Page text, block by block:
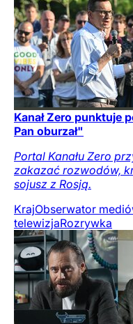
Kanał Zero punktuje
Pan oburzał"
Portal Kanału Zero
zakazać rozwodów,
sojusz z Rosją.
KrajObserwator
telewizjaRozrywka